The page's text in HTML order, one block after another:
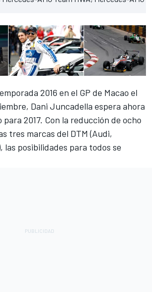
2016 en el GP de Macao el
, Dani Juncadella espera ahora
2017. Con la reducción de ocho
tres marcas del DTM (Audi,
las posibilidades para todos se